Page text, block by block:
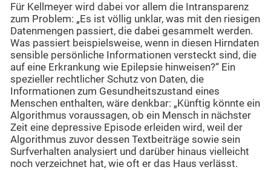
Für Kellmeyer wird dabei vor allem die Intransparenz
zum Problem: „Es ist völlig unklar, was mit den riesigen
Datenmengen passiert, die dabei gesammelt werden.
Was passiert beispielsweise, wenn in diesen Hirndaten
sensible persönliche Informationen versteckt sind, die
auf eine Erkrankung wie Epilepsie hinweisen?“ Ein
spezieller rechtlicher Schutz von Daten, die
Informationen zum Gesundheitszustand eines
Menschen enthalten, wäre denkbar: „Künftig könnte ein
Algorithmus voraussagen, ob ein Mensch in nächster
Zeit eine depressive Episode erleiden wird, weil der
Algorithmus zuvor dessen Textbeiträge sowie sein
Surfverhalten analysiert und darüber hinaus vielleicht
noch verzeichnet hat, wie oft er das Haus verlässt.